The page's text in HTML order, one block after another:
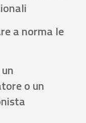
a norma le
o un